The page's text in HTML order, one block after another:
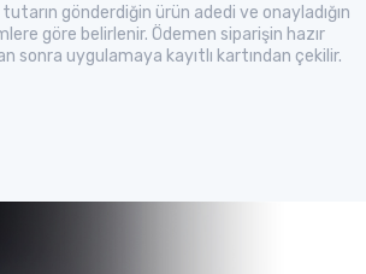
gönderdiğin ürün adedi ve onayladığın
göre belirlenir. Ödemen siparişin hazır
sonra uygulamaya kayıtlı kartından çekilir.